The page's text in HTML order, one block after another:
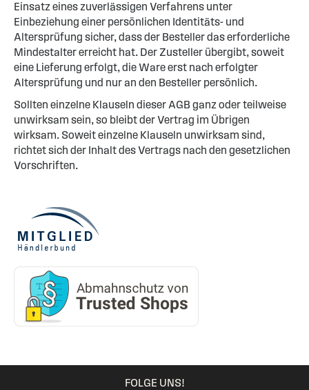
Einsatz eines zuverlässigen Verfahrens unter
Einbeziehung einer persönlichen Identitäts- und
Altersprüfung sicher, dass der Besteller das erforderliche
Mindestalter erreicht hat. Der Zusteller übergibt, soweit
eine Lieferung erfolgt, die Ware erst nach erfolgter
Altersprüfung und nur an den Besteller persönlich.
Sollten einzelne Klauseln dieser AGB ganz oder teilweise
unwirksam sein, so bleibt der Vertrag im Übrigen
wirksam. Soweit einzelne Klauseln unwirksam sind,
richtet sich der Inhalt des Vertrags nach den gesetzlichen
Vorschriften.
FOLGE UNS!